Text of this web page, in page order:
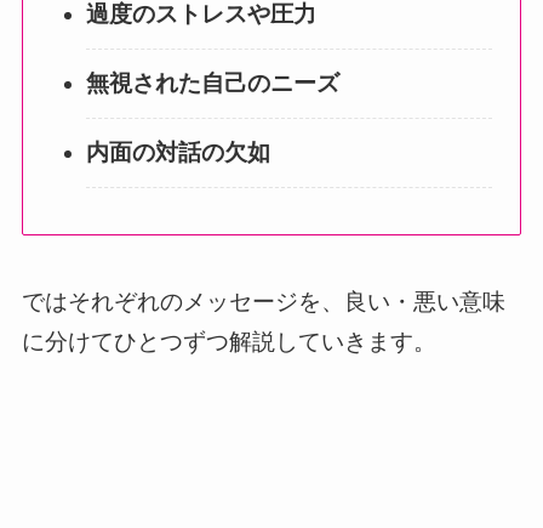
過度のストレスや圧力
無視された自己のニーズ
内面の対話の欠如
ではそれぞれのメッセージを、良い・悪い意味
に分けてひとつずつ解説していきます。